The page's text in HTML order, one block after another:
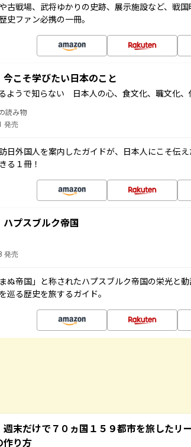
古戦場、武将ゆかりの史跡、展示施設など、戦
史ファン必携の一冊。
こそ学びたい日本のこと
ようで知らない 日本人の心、食文化、職文化
読み物
発売
日外国人を案内したガイドが、日本人にこそ伝
る１冊！
プスブルク帝国
発売
まぬ帝国」と称されたハプスブルク帝国の栄光と
巡る歴史を旅するガイド。
末だけで７０ヵ国１５９都市を旅したリ
作り方